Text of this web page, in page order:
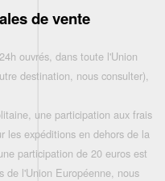
de vente
ouvrés, dans toute l'Union
destination, nous consulter),
une participation aux frais
les expéditions en dehors de la
participation de 20 euros est
de l'Union Européenne, nous